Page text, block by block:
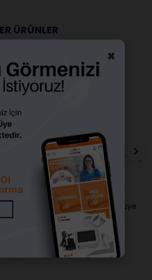
ÜRÜNLER
FGM Desensibilize KF %2
Hassasiyet Giderici Jel
Fiyatları görebilmek için üye
girişi yapmalısınız.
×